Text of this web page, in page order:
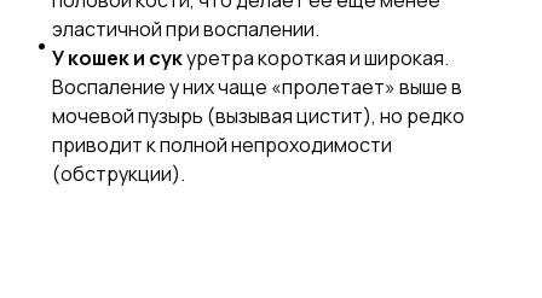
эластичной при воспалении.
У кошек и сукуретра короткая и широкая.
Воспаление у них чаще «пролетает» выше в
мочевой пузырь (вызывая цистит), но редко
приводит к полной непроходимости
(обструкции).